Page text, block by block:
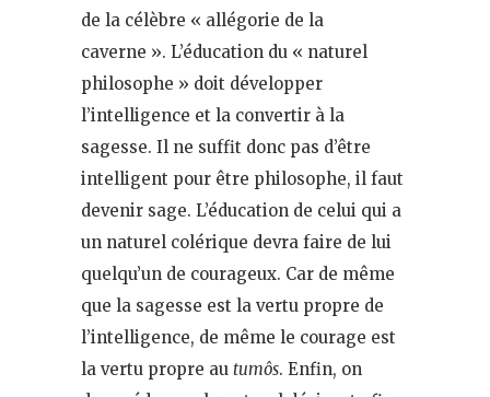
de la célèbre « allégorie de la
caverne ». L’éducation du « naturel
philosophe » doit développer
l’intelligence et la convertir à la
sagesse. Il ne suffit donc pas d’être
intelligent pour être philosophe, il faut
devenir sage. L’éducation de celui qui a
un naturel colérique devra faire de lui
quelqu’un de courageux. Car de même
que la sagesse est la vertu propre de
l’intelligence, de même le courage est
la vertu propre au tumôs. Enfin, on